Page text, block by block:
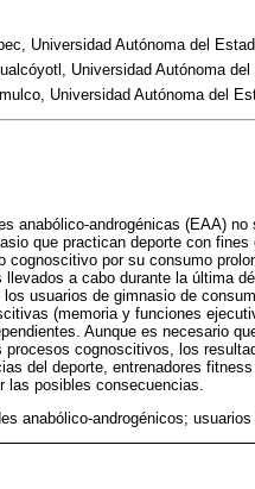
Universidad Autónoma del
Universidad Autónoma
Universidad Autónoma del
anabólico-androgénicas (EAA)
que practican deporte con
cognoscitivo por su consumo
a cabo durante la última
usuarios de gimnasio de
(memoria y funciones
Aunque es necesario
cognoscitivos, los
del deporte, entrenadores
las posibles consecuencias.
anabólico-androgénicos;